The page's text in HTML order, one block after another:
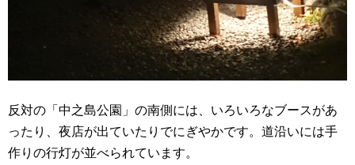
反対の「中之島公園」の南側には、いろいろなブースがあ
ったり、夜店が出ていたりでにぎやかです。道沿いには手
作りの行灯が並べられています。